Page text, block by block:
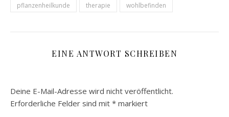
pflanzenheilkunde
therapie wohlbefinden
EINE ANTWORT SCHREIBEN
Deine E-Mail-Adresse wird nicht veröffentlicht.
Erforderliche Felder sind mit * markiert